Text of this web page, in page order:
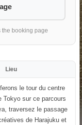
the booking page
Lieu
le tour du centre
Tokyo sur ce parcours
traversez le passage
de Harajuku et